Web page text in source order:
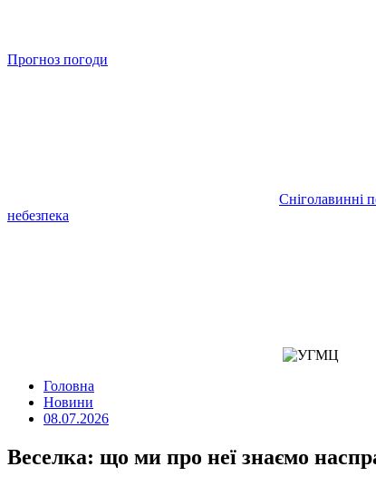
Прогноз погоди
Сніголавинні
небезпека
Головна
Новини
08.07.2026
Веселка: що ми про неї знаємо